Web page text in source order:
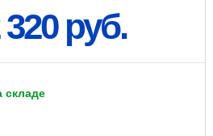
320 руб.
складе